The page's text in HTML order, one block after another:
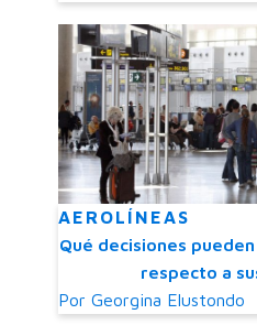
AEROLÍNEAS
Qué decisiones
respecto a
Por Georgina Elustondo